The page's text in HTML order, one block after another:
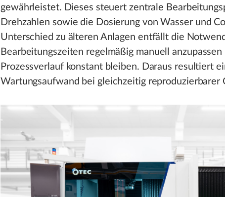
gewährleistet. Dieses steuert zentrale
Drehzahlen sowie die Dosierung von Wasser und
Unterschied zu älteren Anlagen entfällt die
Bearbeitungszeiten regelmäßig manuell
Prozessverlauf konstant bleiben. Daraus resultiert
Wartungsaufwand bei gleichzeitig reproduzierbarer